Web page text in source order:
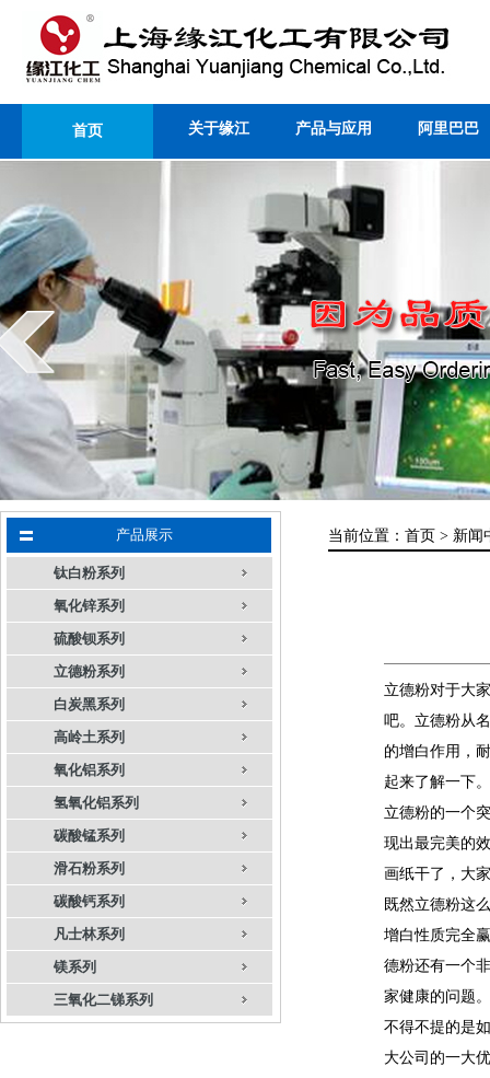
首页 关于缘江 产品与应用 阿里巴巴
产品展示
钛白粉系列
氧化锌系列
硫酸钡系列
立德粉系列
白炭黑系列
高岭土系列
氧化铝系列
氢氧化铝系列
碳酸锰系列
滑石粉系列
碳酸钙系列
凡士林系列
镁系列
三氧化二锑系列
当前位置： 首页 > 新闻
立德粉对于大
吧。立德粉从
的增白作用，
起来了解一下。
立德粉的一个
现出最完美的
画纸干了，大
既然立德粉这
增白性质完全
德粉还有一个
家健康的问题。
不得不提的是
大公司的一大